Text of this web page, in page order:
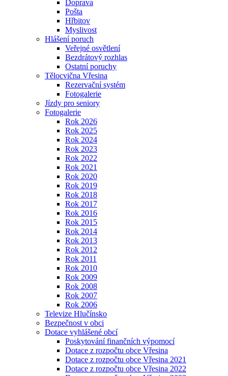
Doprava
Pošta
Hřbitov
Myslivost
Hlášení poruch
Veřejné osvětlení
Bezdrátový rozhlas
Ostatní poruchy
Tělocvična Vřesina
Rezervační systém
Fotogalerie
Jízdy pro seniory
Fotogalerie
Rok 2026
Rok 2025
Rok 2024
Rok 2023
Rok 2022
Rok 2021
Rok 2020
Rok 2019
Rok 2018
Rok 2017
Rok 2016
Rok 2015
Rok 2014
Rok 2013
Rok 2012
Rok 2011
Rok 2010
Rok 2009
Rok 2008
Rok 2007
Rok 2006
Televize Hlučínsko
Bezpečnost v obci
Dotace vyhlášené obcí
Poskytování finančních výpomocí
Dotace z rozpočtu obce Vřesina
Dotace z rozpočtu obce Vřesina 2021
Dotace z rozpočtu obce Vřesina 2022